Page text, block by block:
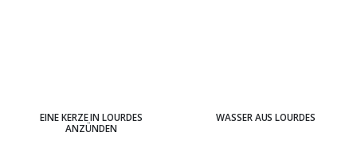
EINE KERZE IN LOURDES
ANZÜNDEN
WASSER AUS LOURDES